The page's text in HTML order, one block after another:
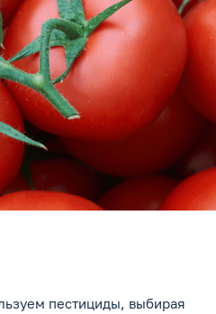
пестициды, выбирая